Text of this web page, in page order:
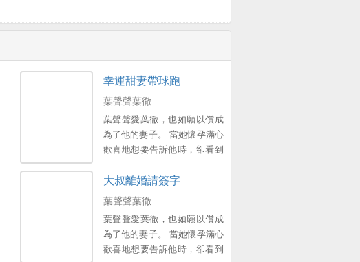
幸運甜妻帶球跑
葉聲聲葉徹
葉聲聲愛葉徹，也如願以償成
為了他的妻子。 當她懷孕滿心
歡喜地想要告訴他時，卻看到
的一切。 幾次三番被傷得體無
完膚後，她決意遞上離婚協議
書離開。 他冇想到離婚後她就
像人間蒸發了一樣，再無音
訊。 而他，瘋了一樣滿世界去
尋她。。
大叔離婚請簽字
葉聲聲葉徹
葉聲聲愛葉徹，也如願以償成
為了他的妻子。 當她懷孕滿心
歡喜地想要告訴他時，卻看到